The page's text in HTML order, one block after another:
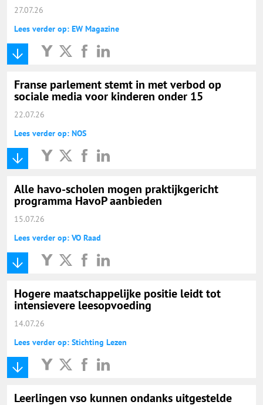
27.07.26
Lees verder op: EW Magazine
Franse parlement stemt in met verbod op
sociale media voor kinderen onder 15
22.07.26
Lees verder op: NOS
Alle havo-scholen mogen praktijkgericht
programma HavoP aanbieden
15.07.26
Lees verder op: VO Raad
Hogere maatschappelijke positie leidt tot
intensievere leesopvoeding
14.07.26
Lees verder op: Stichting Lezen
Leerlingen vso kunnen ondanks uitgestelde